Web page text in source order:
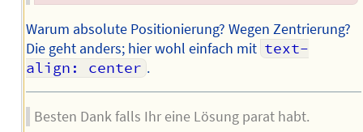
Warum absolute Positionierung? Wegen Zentrierung?
Die geht anders; hier wohl einfach mit text-
align: center .
Besten Dank falls Ihr eine Lösung parat habt.